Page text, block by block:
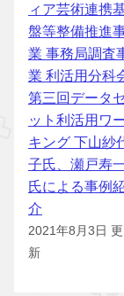
ィア芸術連携
盤等整備推進
業 事務局調査
業 利活用分科
第三回データ
ット利活用ワ
キング 下山紗
子氏、瀬戸寿
氏による事例
介
2021年8月3日 更
新